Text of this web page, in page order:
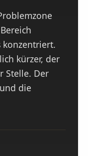
konzentriert.
kürzer, der
Stelle. Der
die